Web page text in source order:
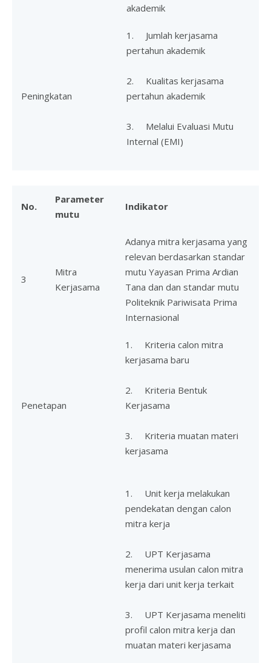
akademik
Peningkatan
1. Jumlah kerjasama
pertahun akademik
2. Kualitas kerjasama
pertahun akademik
3. Melalui Evaluasi Mutu
Internal (EMI)
No.
Parameter
mutu
Indikator
3
Mitra
Kerjasama
Adanya mitra kerjasama yang
relevan berdasarkan standar
mutu Yayasan Prima Ardian
Tana dan dan standar mutu
Politeknik Pariwisata Prima
Internasional
Penetapan
1. Kriteria calon mitra
kerjasama baru
2. Kriteria Bentuk
Kerjasama
3. Kriteria muatan materi
kerjasama
1. Unit kerja melakukan
pendekatan dengan calon
mitra kerja
2. UPT Kerjasama
menerima usulan calon mitra
kerja dari unit kerja terkait
3. UPT Kerjasama meneliti
profil calon mitra kerja dan
muatan materi kerjasama